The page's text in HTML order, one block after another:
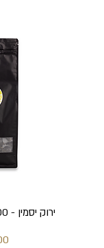
ירוק יסמין - 100 שקיקי פירמידה